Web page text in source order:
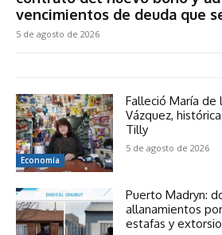
vencimientos de deuda que
5 de agosto de 2026
Economía
Falleció María de
Vázquez,
Tilly
5 de agosto de 2026
Puerto Madryn:
allanamientos
estafas y